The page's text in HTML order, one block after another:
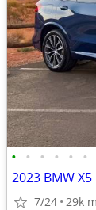
• • • • • •
7/24 29k